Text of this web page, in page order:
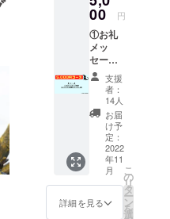
00 円
①お礼
メッ
セージ
動画 ②
オリジ
ナル怪
獣ス
テッ
カー
１枚 怪
獣ヴァ
イラス
キング
のス
テッ
支援
者：
14人
お届
け予
定：
2022
年11
月
詳細を見る
こ
の
リ
タ
ー
ン
を
選